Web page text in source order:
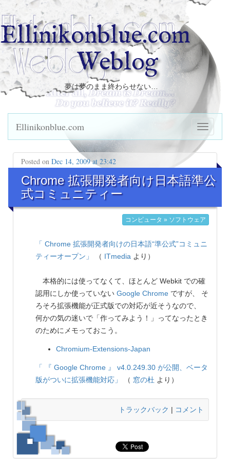
Ellinikonblue.com
Weblog
夢は夢のまま終わらせない…
Ellinikonblue.com
Posted on Dec 14, 2009 at 23:42
Chrome 拡張開発者向け日本語準公
式コミュニティー
コンピュータ » ソフトウェア
「 Chrome 拡張開発者向けの日本語“準公式”コミュニ
ティーオープン」
（ ITmedia より）
本格的には使ってなくて、ほとんど Webkit での確
認用にしか使っていない Google Chrome ですが、 そ
ろそろ拡張機能が正式版での対応が近そうなので、
何かの気の迷いで「作ってみよう！」ってなったとき
のためにメモっておこう。
Chromium-Extensions-Japan
「 『 Google Chrome 』 v4.0.249.30 が公開、ベータ
版がついに拡張機能対応」
（ 窓の杜 より）
トラックバック | コメント